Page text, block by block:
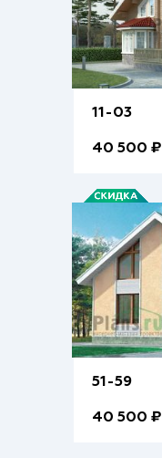
11-03
40 500 ₽
51-59
40 500 ₽